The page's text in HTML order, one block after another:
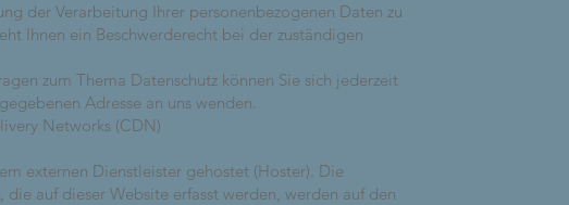
der Verarbeitung Ihrer personenbezogenen Daten zu
Ihnen ein Beschwerderecht bei der zuständigen
zum Thema Datenschutz können Sie sich jederzeit
Adresse an uns wenden.
Networks (CDN)
externen Dienstleister gehostet (Hoster). Die
die auf dieser Website erfasst werden, werden auf den